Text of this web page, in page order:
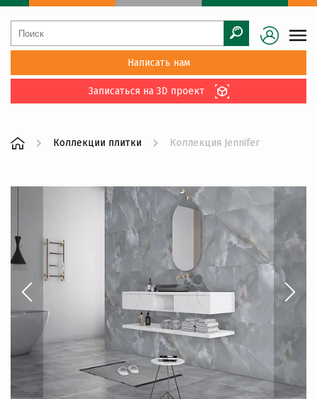
Написать нам
Записаться на 3D проект
Коллекции плитки Коллекция Jennifer